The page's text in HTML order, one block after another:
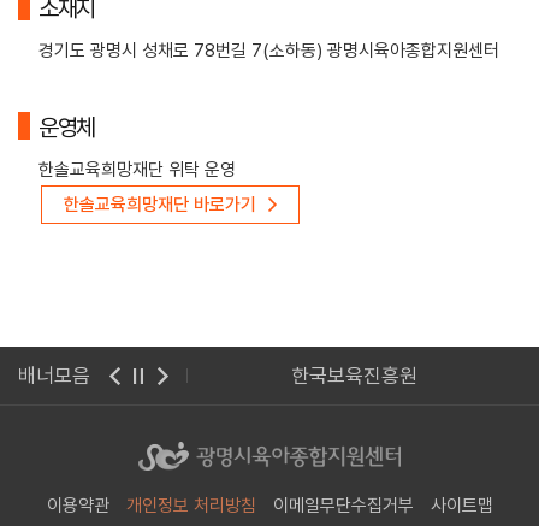
소재지
경기도 광명시 성채로 78번길 7(소하동) 광명시육아종합지원센터
운영체
한솔교육희망재단 위탁 운영
한솔교육희망재단 바로가기
배너모음
전공제회 한국보육진흥원
이용약관 개인정보 처리방침 이메일무단수집거부 사이트맵